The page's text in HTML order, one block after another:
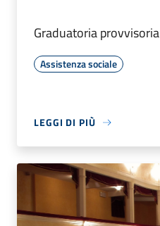
Graduatoria provvisoria
Assistenza sociale
LEGGI DI PIÙ